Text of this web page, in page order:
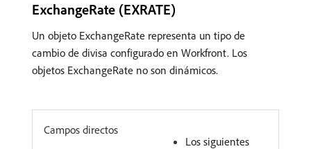
ExchangeRate (EXRATE)
Un objeto ExchangeRate representa un tipo de
cambio de divisa configurado en Workfront. Los
objetos ExchangeRate no son dinámicos.
Campos directos
Los siguientes